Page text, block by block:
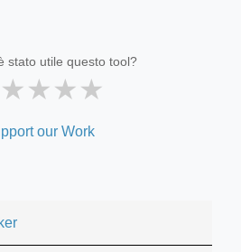
stato utile questo tool?
★★★★
our Work